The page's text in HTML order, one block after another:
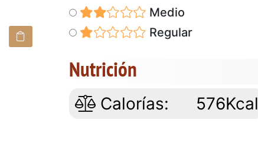
Medio
Regular
Nutrición
Calorías: 576Kcal